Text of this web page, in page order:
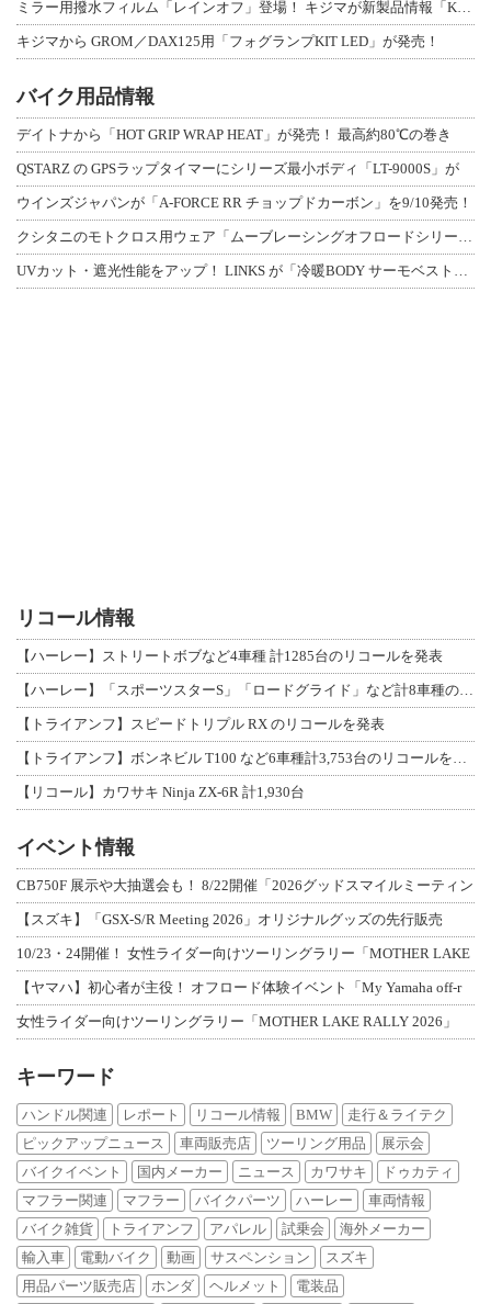
キジマから GROM／DAX125用「フォグランプKIT LED」が発売！
バイク用品情報
デイトナから「HOT GRIP WRAP HEAT」が発売！ 最高約80℃の巻き
QSTARZ の GPSラップタイマーにシリーズ最小ボディ「LT-9000S」が
ウインズジャパンが「A-FORCE RR チョップドカーボン」を9/10発売！
リコール情報
【ハーレー】ストリートボブなど4車種 計1285台のリコールを発表
【トライアンフ】スピードトリプル RX のリコールを発表
【リコール】カワサキ Ninja ZX-6R 計1,930台
イベント情報
CB750F 展示や大抽選会も！ 8/22開催「2026グッドスマイルミーティン
【スズキ】「GSX-S/R Meeting 2026」オリジナルグッズの先行販売
10/23・24開催！ 女性ライダー向けツーリングラリー「MOTHER LAKE
【ヤマハ】初心者が主役！ オフロード体験イベント「My Yamaha off-r
女性ライダー向けツーリングラリー「MOTHER LAKE RALLY 2026」
キーワード
ハンドル関連 レポート リコール情報 BMW
走行＆ライテク
ピックアップニュース
車両販売店 ツーリング用品
展示会
バイクイベント
国内メーカー ニュース カワサキ
ドゥカティ
マフラー関連
マフラー バイクパーツ ハーレー
車両情報
バイク雑貨
トライアンフ アパレル 試乗会
海外メーカー
輸入車
電動バイク 動画 サスペンション
スズキ
用品パーツ販売店
ホンダ ヘルメット 電装品